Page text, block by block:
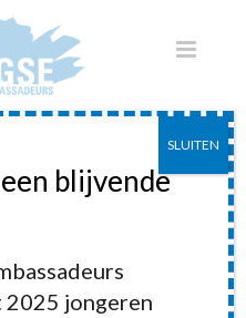
blijvende
2025 jongeren
SLUITEN